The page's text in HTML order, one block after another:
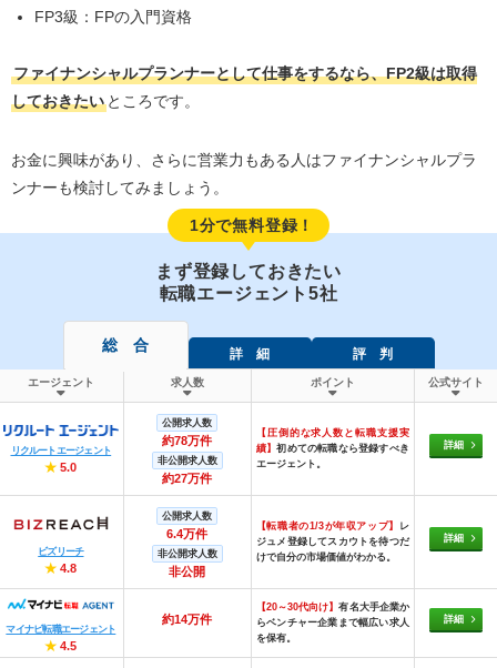
FP3級：FPの入門資格
ファイナンシャルプランナーとして仕事をするなら、FP2級は取得
しておきたいところです。
お金に興味があり、さらに営業力もある人はファイナンシャルプラ
ンナーも検討してみましょう。
1分で無料登録！
まず登録しておきたい
転職エージェント5社
総 合 詳 細 評 判
エージェント 求人数 ポイント 公式サイト
リクルートエージェント
★ 5.0
公開求人数
約78万件
非公開求人数
約27万件
【圧倒的な求人数と転職支援実
績】初めての転職なら登録すべき
エージェント。
詳細
ビズリーチ
★ 4.8
公開求人数
6.4万件
非公開求人数
非公開
【転職者の1/3が年収アップ】
レ
ジュメ登録してスカウトを待つだ
けで自分の市場価値がわかる。
詳細
マイナビ転職エージェント
★ 4.5
約14万件
【20～30代向け】有名大手企業か
らベンチャー企業まで幅広い求人
を保有。
詳細